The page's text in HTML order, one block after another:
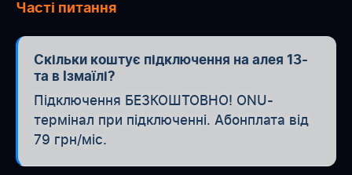
Часті питання
Скільки коштує підключення на алея 13-
та в Ізмаїлі?
Підключення БЕЗКОШТОВНО! ONU-
термінал при підключенні. Абонплата від
79 грн/міс.